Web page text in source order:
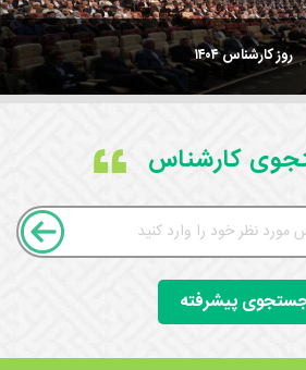
روز کارشناس ۱۴۰۴
کارشناس
پیشرفته